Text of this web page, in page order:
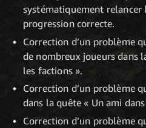
systématiquement relancer
progression correcte.
Correction d’un problème
de nombreux joueurs dans
les factions ».
Correction d’un problème
dans la quête « Un ami
Correction d’un problème